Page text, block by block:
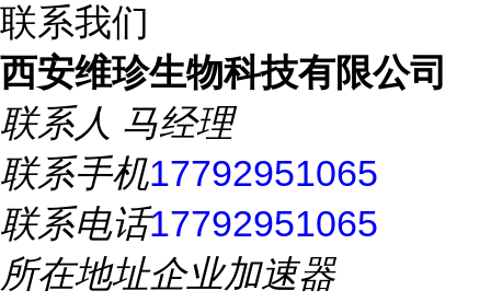
联系我们
西安维珍生物科技有限公司
联系人 马经理
联系手机17792951065
联系电话17792951065
所在地址企业加速器